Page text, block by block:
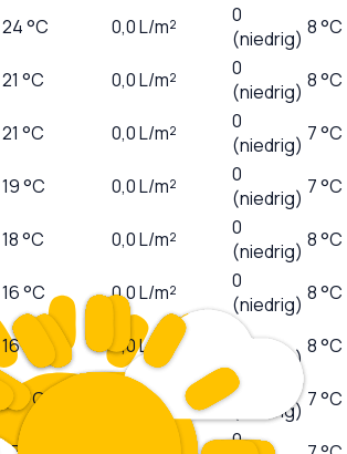
24°C 0,0L/m²
0
(niedrig) 8 °C
21 °C 0,0L/m²
0
(niedrig) 8 °C
21 °C 0,0L/m²
0
(niedrig) 7 °C
19°C 0,0L/m²
0
(niedrig) 7 °C
18°C 0,0L/m²
0
(niedrig) 8 °C
16°C 0,0L/m²
0
(niedrig) 8 °C
16°C 0,0L/m²
(niedrig) 8 °C
16 °C L/m²
0
(niedrig) 7 °C
0